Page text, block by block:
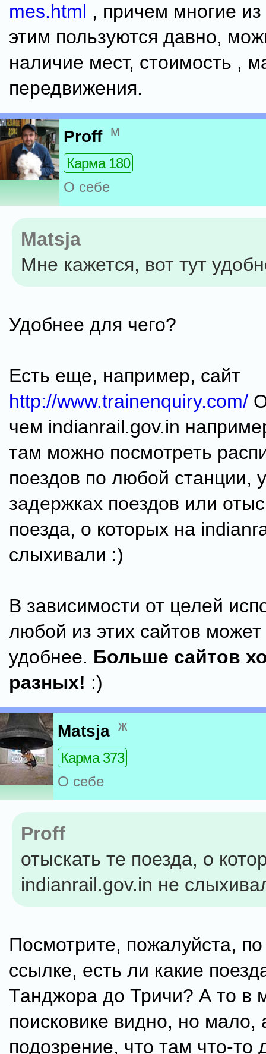
mes.html , причем многие
этим пользуются давно,
наличие мест, стоимость ,
передвижения.
Proff м
Карма 180
О себе
Matsja
Мне кажется, вот тут
Удобнее для чего?
Есть еще, например, сайт
http://www.trainenquiry.com/
чем indianrail.gov.in
там можно посмотреть
поездов по любой станции,
задержках поездов или
поезда, о которых на
слыхивали :)
В зависимости от целей
любой из этих сайтов может
удобнее. Больше сайтов
разных! :)
Matsja ж
Карма 373
О себе
Proff
отыскать те поезда, о
indianrail.gov.in не
Посмотрите, пожалуйста,
ссылке, есть ли какие
Танджора до Тричи? А то в
поисковике видно, но мало,
подозрение, что там что-то